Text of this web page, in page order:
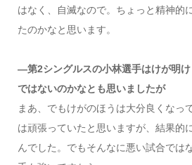
はなく、自滅なので。ちょっと精神的
たのかなと思います。
―第2シングルスの小林選手はけが明
ではないのかなとも思いましたが
まあ、でもけがのほうは大分良くなっ
は頑張っていたと思いますが、結果的
んでした。でもそんなに悪い試合では